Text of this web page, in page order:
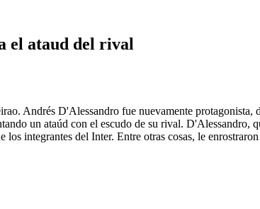
el ataud del rival
Andrés D'Alessandro fue nuevamente protagonista,
un ataúd con el escudo de su rival. D'Alessandro,
integrantes del Inter. Entre otras cosas, le